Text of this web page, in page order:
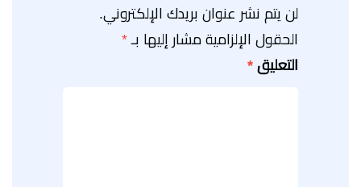
لن يتم نشر عنوان بريدك الإلكتروني.
الحقول الإلزامية مشار إليها بـ *
التعليق *